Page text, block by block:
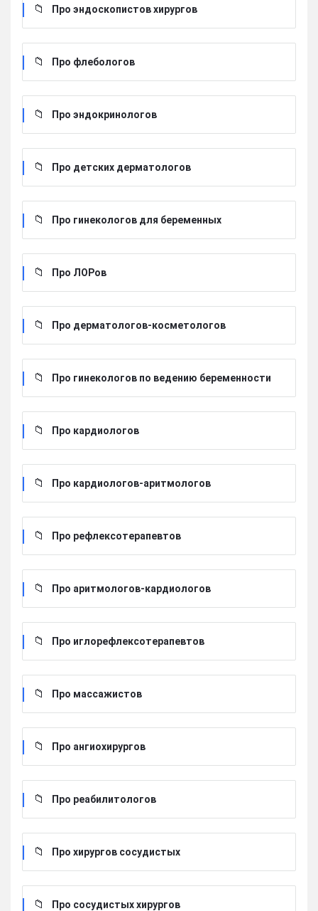
Про эндоскопистов хирургов
Про флебологов
Про эндокринологов
Про детских дерматологов
Про гинекологов для беременных
Про ЛОРов
Про дерматологов-косметологов
Про гинекологов по ведению беременности
Про кардиологов
Про кардиологов-аритмологов
Про рефлексотерапевтов
Про аритмологов-кардиологов
Про иглорефлексотерапевтов
Про массажистов
Про ангиохирургов
Про реабилитологов
Про хирургов сосудистых
Про сосудистых хирургов